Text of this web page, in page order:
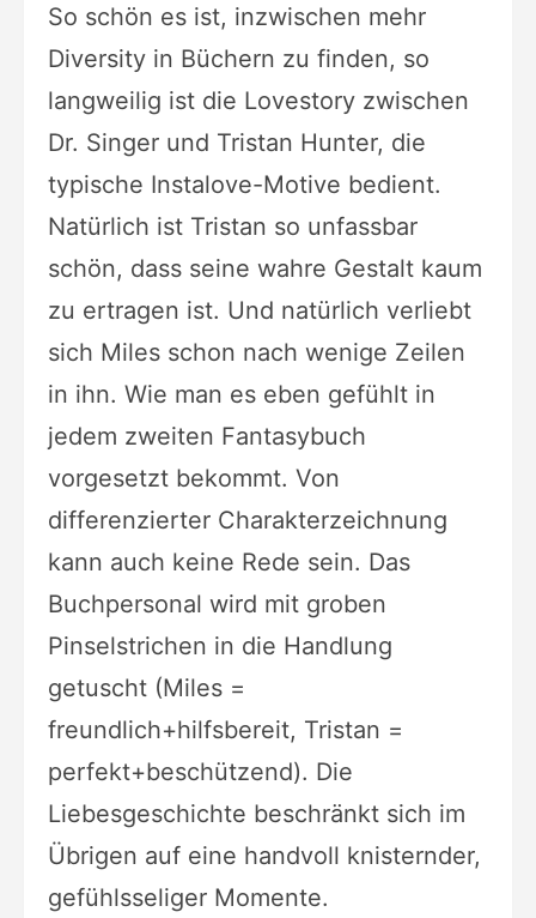
So schön es ist, inzwischen mehr
Diversity in Büchern zu finden, so
langweilig ist die Lovestory zwischen
Dr. Singer und Tristan Hunter, die
typische Instalove-Motive bedient.
Natürlich ist Tristan so unfassbar
schön, dass seine wahre Gestalt kaum
zu ertragen ist. Und natürlich verliebt
sich Miles schon nach wenige Zeilen
in ihn. Wie man es eben gefühlt in
jedem zweiten Fantasybuch
vorgesetzt bekommt. Von
differenzierter Charakterzeichnung
kann auch keine Rede sein. Das
Buchpersonal wird mit groben
Pinselstrichen in die Handlung
getuscht (Miles =
freundlich+hilfsbereit, Tristan =
perfekt+beschützend). Die
Liebesgeschichte beschränkt sich im
Übrigen auf eine handvoll knisternder,
gefühlsseliger Momente.